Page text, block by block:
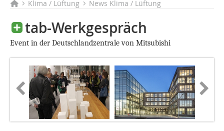
Klima / Lüftung News Klima / Lüftung
tab-Werkgespräch
Event in der Deutschlandzentrale von Mitsubishi